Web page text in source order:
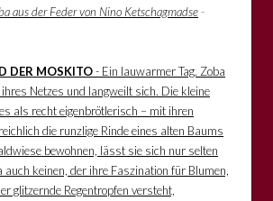
aus der Feder von Nino Ketschagmadse-
DER MOSKITO- Ein lauwarmer Tag. Zoba
Netzes und langweilt sich. Die kleine
als recht eigenbrötlerisch – mit ihren
die runzlige Rinde eines alten Baums
bewohnen, lässt sie sich nur selten
auch keinen, der ihre Faszination für Blumen,
glitzernde Regentropfen versteht,